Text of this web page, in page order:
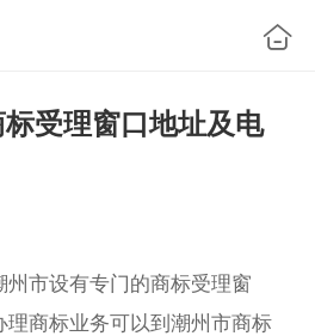
受理窗口地址及电
州市设有专门的商标受理窗
商标业务可以到 潮州 市商标